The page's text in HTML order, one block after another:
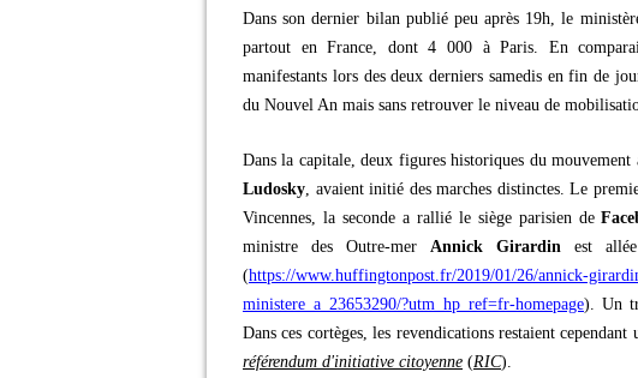
Dans son dernier bilan publié peu après 19h, le
partout en France, dont 4 000 à Paris. En
manifestants lors des deux derniers samedis en fin de
du Nouvel An mais sans retrouver le niveau de
Dans la capitale, deux figures historiques du mouvement
Ludosky, avaient initié des marches distinctes. Le
Vincennes, la seconde a rallié le siège parisien de
ministre des Outre-mer Annick Girardinest allée
(https://www.huffingtonpost.fr/2019/01/26/annick-
ministere_a_23653290/?utm_hp_ref=fr-homepage). Un
Dans ces cortèges, les revendications restaient
référendum d'initiative citoyenne (RIC).